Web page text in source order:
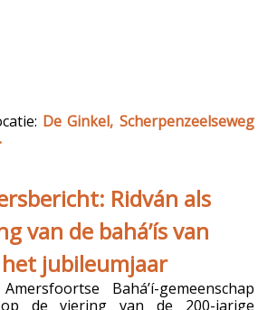
De Ginkel, Scherpenzeelseweg
Ridván als
van de bahá’ís van
jubileumjaar
Bahá’í-gemeenschap
de viering van de 200-jarige